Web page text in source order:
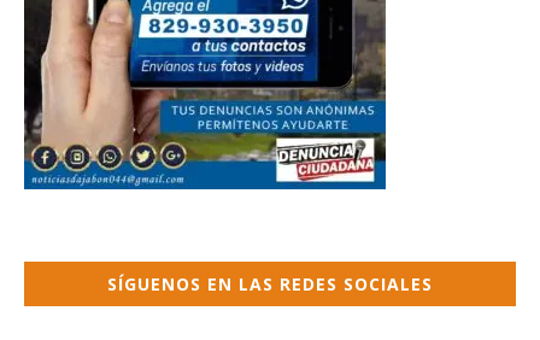
SÍGUENOS EN LAS REDES SOCIALES